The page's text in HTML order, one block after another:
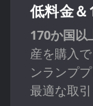
低料金
170か国以
産を購入
ンランプ
最適な取引